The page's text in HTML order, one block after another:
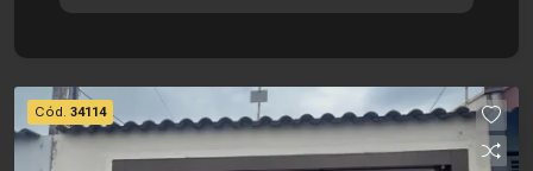
Investimento de Venda: R$ 289.000,00 Obs.: a
disponibilidade de seus imóveis, sem aviso
prévio.
Cód. 34114